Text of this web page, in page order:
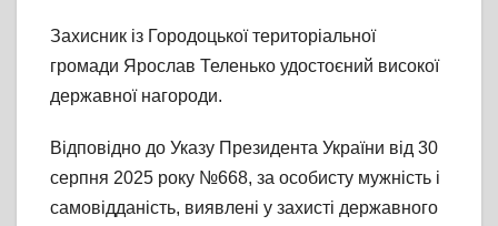
Захисник із Городоцької територіальної
громади Ярослав Теленько удостоєний високої
державної нагороди.
Відповідно до Указу Президента України від 30
серпня 2025 року №668, за особисту мужність і
самовідданість, виявлені у захисті державного